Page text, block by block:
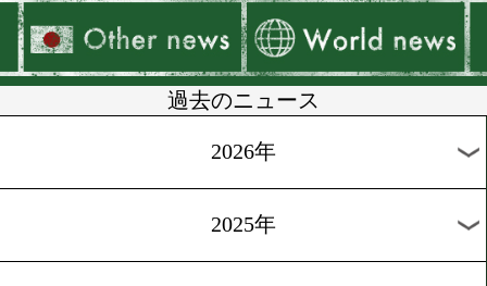
[原功コラム]2018.2.26
ネリの返り討ち初防衛か
雪辱&返り咲きか
[原功コラム]2018.2.23
世界戦春の陣!山中慎介(帝
村田諒太(帝拳)特集